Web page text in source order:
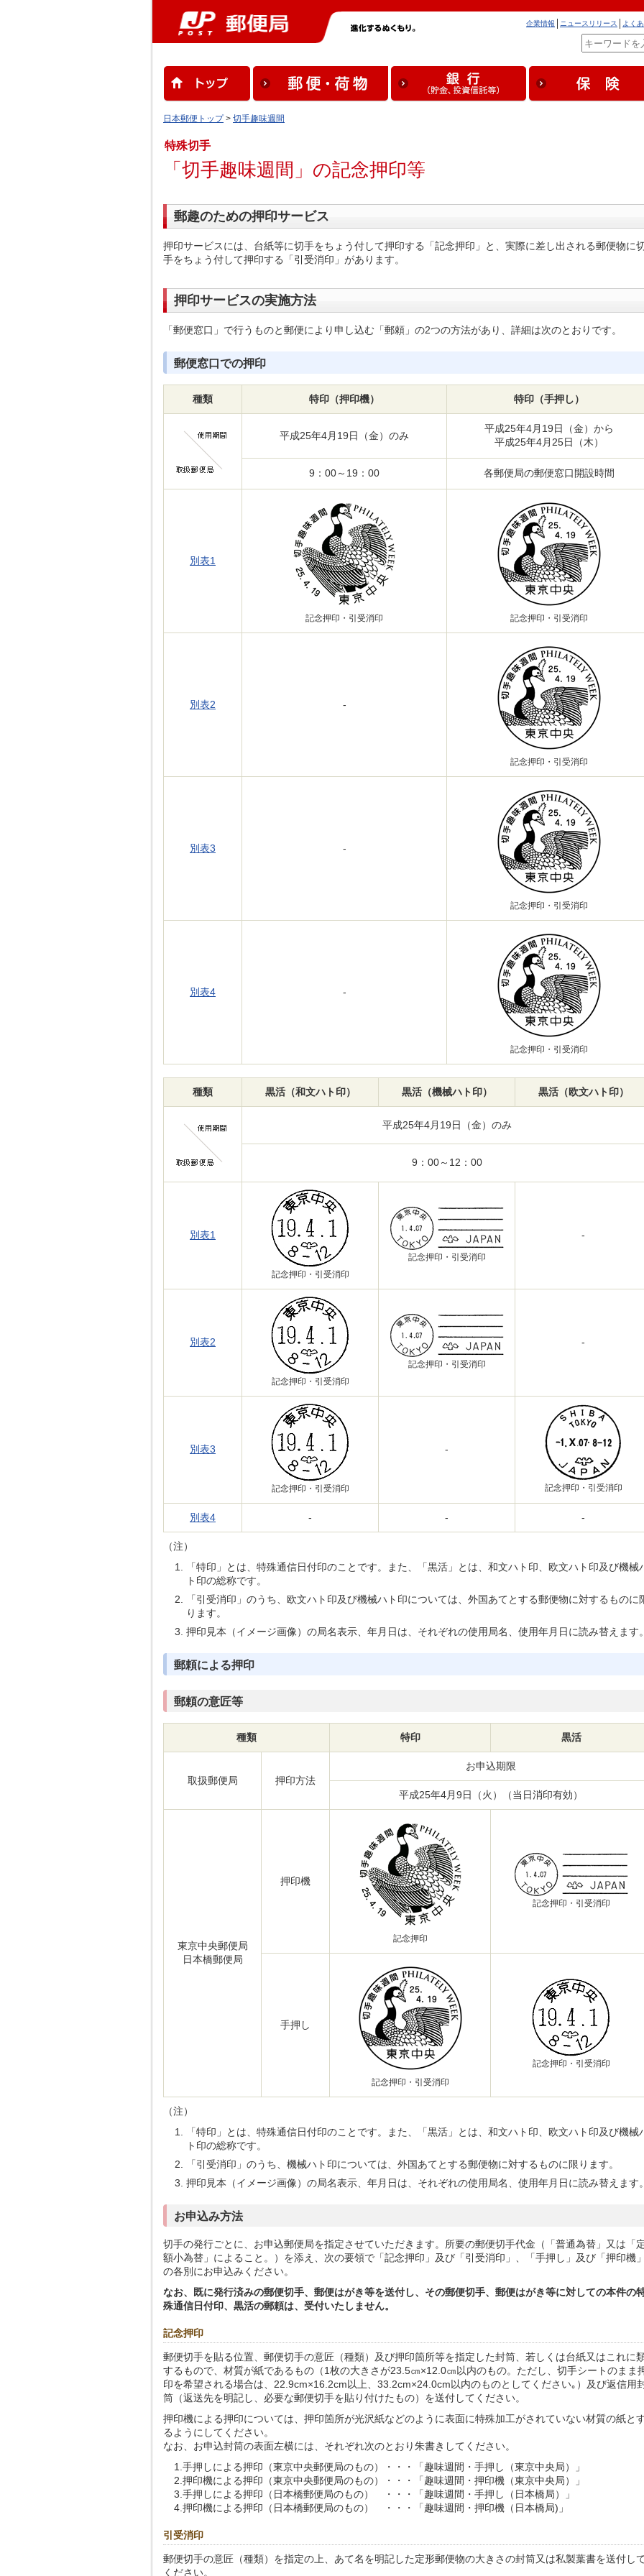
よく
ニュースリリース
企業情報
日本郵便トップ> 切手趣味週間
特殊切手
「切手趣味週間」の記念押印等
郵趣のための押印サービス
押印サービスには、台紙等に切手をちょう付して押印する「記念押印」と、実際に差し出される郵便物に
手をちょう付して押印する「引受消印」があります。
押印サービスの実施方法
「郵便窓口」で行うものと郵便により申し込む「郵頼」の2つの方法があり、詳細は次のとおりです。
郵便窓口での押印
種類 特印（押印機） 特印（手押し）
平成25年4月19日（金）のみ
平成25年4月19日（金）から
平成25年4月25日（木）
9：00～19：00 各郵便局の郵便窓口開設時間
別表1
記念押印・引受消印 記念押印・引受消印
別表2 -
記念押印・引受消印
別表3 -
記念押印・引受消印
別表4 -
記念押印・引受消印
種類 黒活（和文ハト印） 黒活（機械ハト印） 黒活（欧文ハト印）
平成25年4月19日（金）のみ
9：00～12：00
別表1
記念押印・引受消印
記念押印・引受消印
-
別表2
記念押印・引受消印
記念押印・引受消印
-
別表3
記念押印・引受消印
-
記念押印・引受消印
別表4 - - -
（注）
「特印」とは、特殊通信日付印のことです。また、「黒活」とは、和文ハト印、欧文ハト印及び機械
ト印の総称です。
「引受消印」のうち、欧文ハト印及び機械ハト印については、外国あてとする郵便物に対するものに
ります。
押印見本（イメージ画像）の局名表示、年月日は、それぞれの使用局名、使用年月日に読み替えます
郵頼による押印
郵頼の意匠等
種類 特印 黒活
取扱郵便局 押印方法
お申込期限
平成25年4月9日（火）（当日消印有効）
東京中央郵便局
日本橋郵便局
押印機
記念押印
記念押印・引受消印
手押し
記念押印・引受消印
記念押印・引受消印
（注）
「特印」とは、特殊通信日付印のことです。また、「黒活」とは、和文ハト印、欧文ハト印及び機械
ト印の総称です。
「引受消印」のうち、機械ハト印については、外国あてとする郵便物に対するものに限ります。
押印見本（イメージ画像）の局名表示、年月日は、それぞれの使用局名、使用年月日に読み替えます
お申込み方法
切手の発行ごとに、お申込郵便局を指定させていただきます。所要の郵便切手代金（「普通為替」又は「
額小為替」によること。）を添え、次の要領で「記念押印」及び「引受消印」、「手押し」及び「押印機
の各別にお申込みください。
なお、既に発行済みの郵便切手、郵便はがき等を送付し、その郵便切手、郵便はがき等に対しての本件の
殊通信日付印、黒活の郵頼は、受付いたしません。
記念押印
郵便切手を貼る位置、郵便切手の意匠（種類）及び押印箇所等を指定した封筒、若しくは台紙又はこれに
するもので、材質が紙であるもの（1枚の大きさが23.5㎝×12.0㎝以内のもの。ただし、切手シートのまま
印を希望される場合は、22.9cm×16.2cm以上、33.2cm×24.0cm以内のものとしてください｡）及び返信用
筒（返送先を明記し、必要な郵便切手を貼り付けたもの）を送付してください。
押印機による押印については、押印箇所が光沢紙などのように表面に特殊加工がされていない材質の紙と
るようにしてください。
なお、お申込封筒の表面左横には、それぞれ次のとおり朱書きしてください。
1. 手押しによる押印（東京中央郵便局のもの） ・・・
「趣味週間・手押し（東京中央局）」
2. 押印機による押印（東京中央郵便局のもの） ・・・
「趣味週間・押印機（東京中央局）」
3. 手押しによる押印（日本橋郵便局のもの） ・・・
「趣味週間・手押し（日本橋局）」
4. 押印機による押印（日本橋郵便局のもの） ・・・ 「趣味週間・押印機（日本橋局)」
引受消印
郵便切手の意匠（種類）を指定の上、あて名を明記した定形郵便物の大きさの封筒又は私製葉書を送付し
ください。